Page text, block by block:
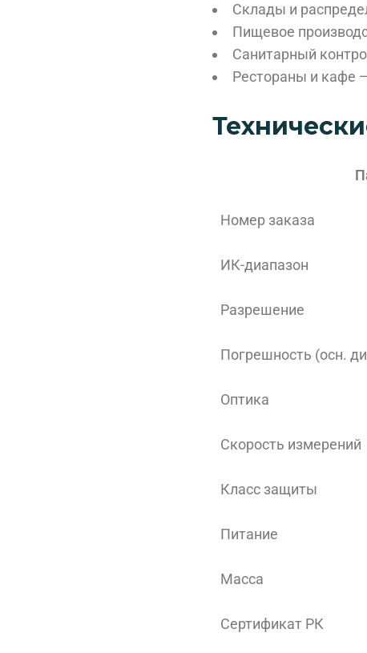
Склады и
Пищевое
Санитарный
Рестораны и кафе
Номер заказа
ИК-диапазон
Разрешение
Погрешность (осн.
Оптика
Скорость измерений
Класс защиты
Питание
Масса
Сертификат РК